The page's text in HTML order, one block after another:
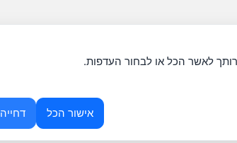
וכמידע עזר בלבד.
לאשר הכל או לבחור העדפות.
אישור הכל דחייה